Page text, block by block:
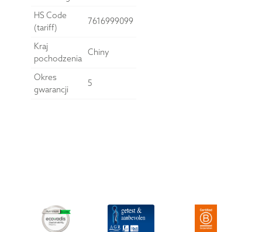
HS Code
(tariff)
7616999099
Kraj
pochodzenia
Chiny
Okres
gwarancji
5